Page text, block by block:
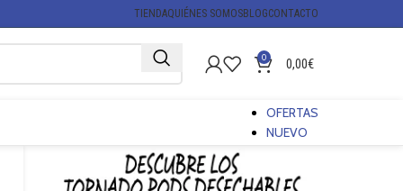
TIENDAQUIÉNES SOMOSBLOGCONTACTO
0 0,00€
OFERTAS
NUEVO